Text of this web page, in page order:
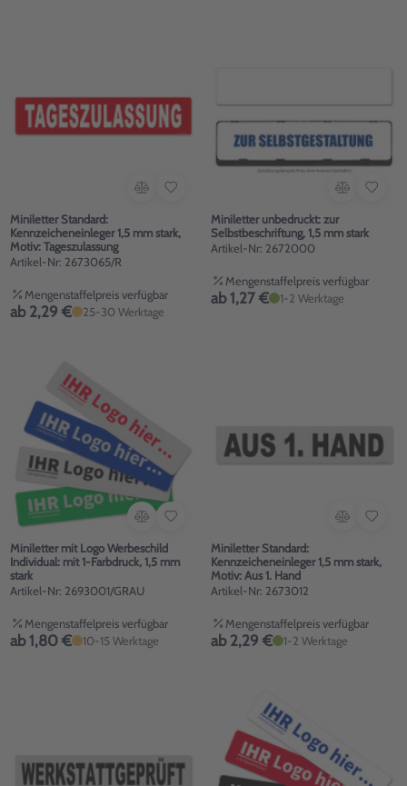
Miniletter Standard:
Kennzeicheneinleger 1,5 mm stark,
Motiv: Tageszulassung
Artikel-Nr: 2673065/R
Mengenstaffelpreis verfügbar
ab 2,29 € 25-30 Werktage
Miniletter unbedruckt: zur
Selbstbeschriftung, 1,5 mm stark
Artikel-Nr: 2672000
Mengenstaffelpreis verfügbar
ab 1,27 € 1-2 Werktage
Miniletter mit Logo Werbeschild
Individual: mit 1-Farbdruck, 1,5 mm
stark
Artikel-Nr: 2693001/GRAU
Mengenstaffelpreis verfügbar
ab 1,80 € 10-15 Werktage
Miniletter Standard:
Kennzeicheneinleger 1,5 mm stark,
Motiv: Aus 1. Hand
Artikel-Nr: 2673012
Mengenstaffelpreis verfügbar
ab 2,29 € 1-2 Werktage